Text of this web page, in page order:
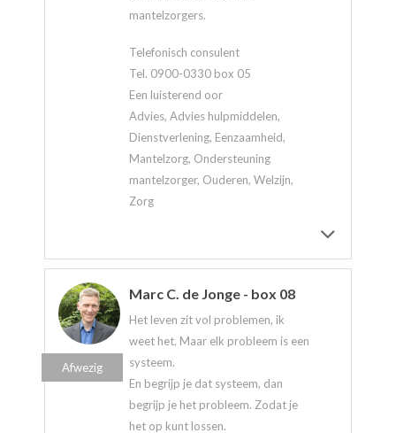
mantelzorgers.
Telefonisch consulent
Tel. 0900-0330 box 05
Een luisterend oor
Advies, Advies hulpmiddelen,
Dienstverlening, Eenzaamheid,
Mantelzorg, Ondersteuning
mantelzorger, Ouderen, Welzijn,
Zorg
Marc C. de Jonge - box 08
Het leven zit vol problemen, ik
weet het. Maar elk probleem is een
systeem.
En begrijp je dat systeem, dan
begrijp je het probleem. Zodat je
het op kunt lossen.
Afwezig